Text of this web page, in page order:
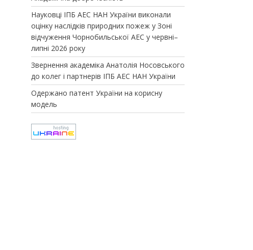
Науковці ІПБ АЕС НАН України виконали
оцінку наслідків природних пожеж у Зоні
відчуження Чорнобильської АЕС у червні–
липні 2026 року
Звернення академіка Анатолія Носовського
до колег і партнерів ІПБ АЕС НАН України
Одержано патент України на корисну
модель